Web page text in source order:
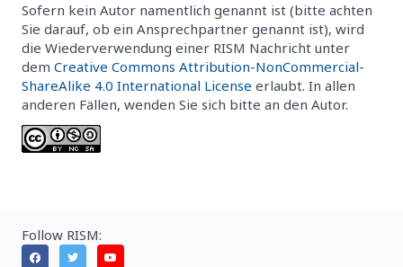
Sofern kein Autor namentlich genannt ist (bitte achten
Sie darauf, ob ein Ansprechpartner genannt ist), wird
die Wiederverwendung einer RISM Nachricht unter
dem Creative Commons Attribution-NonCommercial-
ShareAlike 4.0 International License erlaubt. In allen
anderen Fällen, wenden Sie sich bitte an den Autor.
Follow RISM: